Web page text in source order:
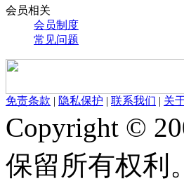
会员相关
会员制度
常见问题
免责条款 | 隐私保护 | 联系我们 | 关
Copyright ©
保留所有权利。